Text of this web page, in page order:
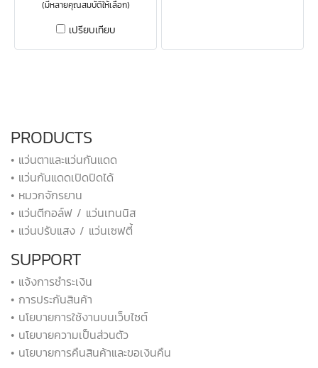
(มีหลายคุณสมบัติให้เลือก)
เปรียบเทียบ
PRODUCTS
• แว่นตาและแว่นกันแดด
• แว่นกันแดดเปิดปิดได้
• หมวกจักรยาน
• แว่นตีกอล์ฟ / แว่นเทนนิส
• แว่นปรับแสง / แว่นเซฟตี้
SUPPORT
• แจ้งการชำระเงิน
• การประกันสินค้า
• นโยบายการใช้งานบนเว็บไซต์
• นโยบายความเป็นส่วนตัว
• นโยบายการคืนสินค้าและขอเงินคืน